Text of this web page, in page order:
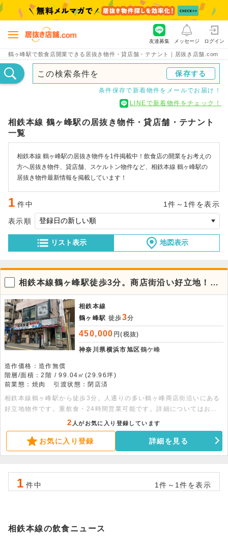
鶴ヶ峰駅で飲食店開業できる居抜き物件・貸店舗・テナント｜居抜き店舗.com
友達募集 メッセージ ログイン
この検索条件を 保存する
条件保存で新着物件をメールでお届け！
LINEで新着物件をチェック！
相鉄本線 鶴ヶ峰駅の居抜き物件・貸店舗・テナント
一覧
相鉄本線 鶴ヶ峰駅の居抜き物件を1件掲載中！飲食店の開業をお考えの
方へ居抜き物件、貸店舗、スケルトン物件など、相鉄本線 鶴ヶ峰駅の
居抜き物件最新情報を掲載しています！
1 件中 1件～1件を表示
リスト表示 地図表示
表示順
相鉄本線鶴ヶ峰駅徒歩3分。商店街沿い好立地！重
飲食可。
相鉄本線
鶴ヶ峰駅 徒歩3分
450,000 円(税抜)
神奈川県横浜市旭区鶴ケ峰
造作価格：造作無償
階層/面積：2階 / 99.04㎡(29.96坪)
前業態：焼肉
引渡状態：閉店済
相鉄本線鶴ヶ峰駅から徒歩3分。人通りの多い鶴ヶ峰商店街沿いにある
好立地物件です。重飲食・24時間営業可能です。詳細についてはお問
2 人がお気に入り登録しています
お気に入り登録 詳細を見る
1 件中 1件～1件を表示
相鉄本線の飲食ニュース